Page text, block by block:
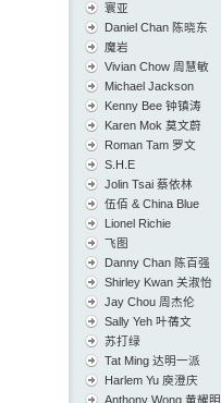
寰亚
Daniel Chan 陈晓东
魔岩
Vivian Chow 周慧敏
Michael Jackson
Kenny Bee 钟镇涛
Karen Mok 莫文蔚
Roman Tam 罗文
S.H.E
Jolin Tsai 蔡依林
伍佰 & China Blue
Lionel Richie
飞图
Danny Chan 陈百强
Shirley Kwan 关淑怡
Jay Chou 周杰伦
Sally Yeh 叶蒨文
苏打绿
Tat Ming 达明一派
Harlem Yu 庾澄庆
Anthony Wong 黄耀明